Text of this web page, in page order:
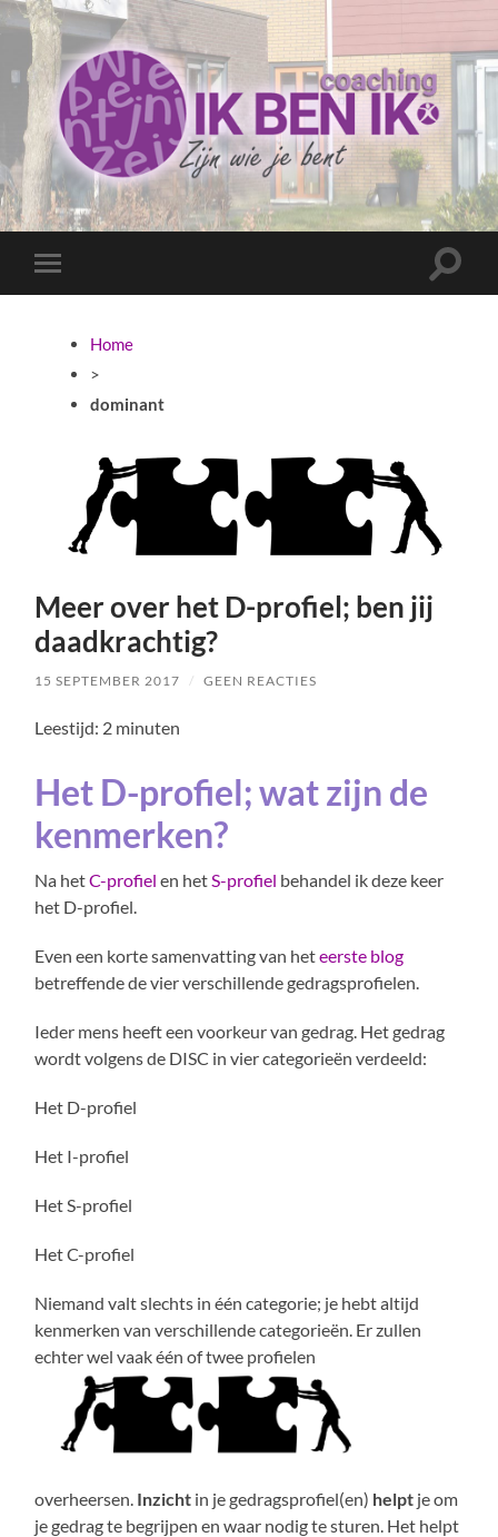
Coaching
Ik
ben
Toggle
mobiel
Toggle
Home
>
dominant
Meer over het D-profiel; ben jij
daadkrachtig?
15 SEPTEMBER 2017 / GEEN REACTIES
Leestijd: 2 minuten
Het D-profiel; wat zijn de
kenmerken?
Na hetC-profiel en hetS-profiel behandel ik deze keer
het D-profiel.
Even een korte samenvatting van heteerste blog
betreffende de vier verschillende gedragsprofielen.
Ieder mens heeft een voorkeur van gedrag. Het gedrag
wordt volgens de DISC in vier categorieën verdeeld:
Het D-profiel
Het I-profiel
Het S-profiel
Het C-profiel
Niemand valt slechts in één categorie; je hebt altijd
kenmerken van verschillende categorieën. Er zullen
echter wel vaak één of twee profielen
overheersen. Inzicht in je gedragsprofiel(en) helpt je om
je gedrag te begrijpen en waar nodig te sturen. Het helpt